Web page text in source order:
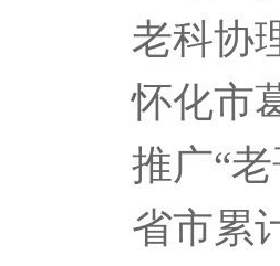
老科协
怀化市
推广“
省市累